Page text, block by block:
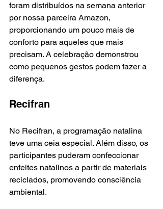
foram distribuídos na semana anterior
por nossa parceira Amazon,
proporcionando um pouco mais de
conforto para aqueles que mais
precisam. A celebração demonstrou
como pequenos gestos podem fazer a
diferença.
Recifran
No Recifran, a programação natalina
teve uma ceia especial. Além disso, os
participantes puderam confeccionar
enfeites natalinos a partir de materiais
reciclados, promovendo consciência
ambiental.